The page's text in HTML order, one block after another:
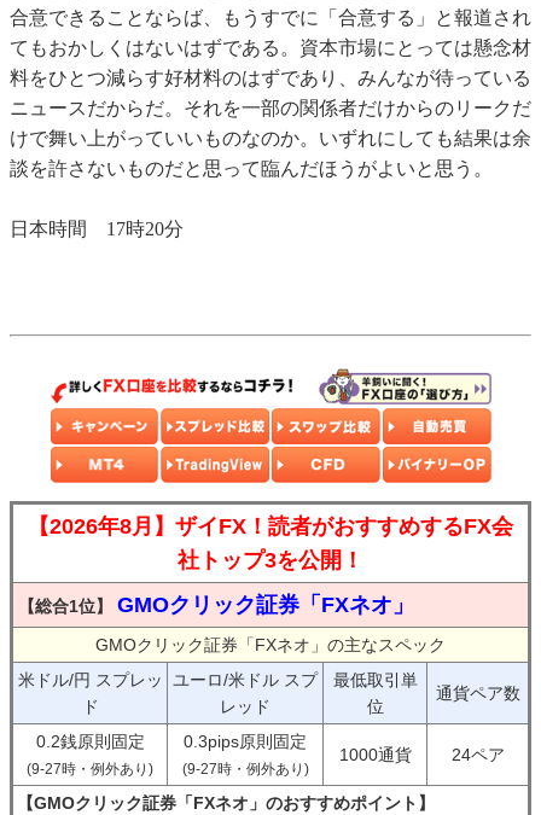
合意できることならば、もうすでに「合意する」と報道され
てもおかしくはないはずである。資本市場にとっては懸念材
料をひとつ減らす好材料のはずであり、みんなが待っている
ニュースだからだ。それを一部の関係者だけからのリークだ
けで舞い上がっていいものなのか。いずれにしても結果は余
談を許さないものだと思って臨んだほうがよいと思う。
日本時間 17時20分
【2026年8月】ザイFX！読者がおすすめするFX会
社トップ3を公開！
【総合1位】 GMOクリック証券「FXネオ」
GMOクリック証券「FXネオ」の主なスペック
米ドル/円 スプレッ
ド
ユーロ/米ドル スプ
レッド
最低取引単
位
通貨ペア数
0.2銭原則固定
(9-27時・例外あり)
0.3pips原則固定
(9-27時・例外あり)
1000通貨 24ペア
【GMOクリック証券「FXネオ」のおすすめポイント】